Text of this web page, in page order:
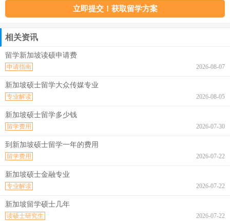
相关资讯
留学新加坡读硕申请费
2026-08-07
申请指南
新加坡硕士留学大众传媒专业
2026-08-05
专业解读
新加坡硕士留学多少钱
2026-07-30
留学费用
到新加坡硕士留学一年的费用
2026-07-22
留学费用
新加坡硕士金融专业
2026-07-22
专业解读
新加坡留学硕士几年
2026-07-22
读硕士研究生